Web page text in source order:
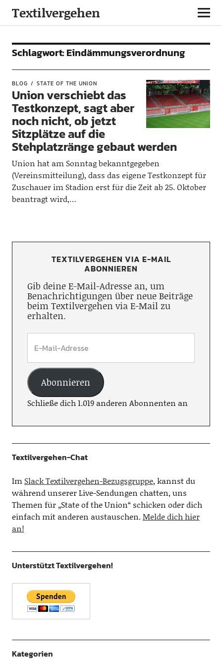
Textilvergehen
Schlagwort:Eindämmungsverordnung
BLOG STATE OF THE UNION
Union verschiebt das
Testkonzept, sagt aber
noch nicht, ob jetzt
Sitzplätze auf die
Stehplatzränge gebaut werden
Union hat am Sonntag bekanntgegeben
(Vereinsmitteilung), dass das eigene Testkonzept für
Zuschauer im Stadion erst für die Zeit ab 25. Oktober
beantragt wird,…
TEXTILVERGEHEN VIA E-MAIL
ABONNIEREN
Gib deine E-Mail-Adresse an, um
Benachrichtigungen über neue Beiträge
beim Textilvergehen via E-Mail zu
erhalten.
Abonnieren
Schließe dich 1.019 anderen Abonnenten an
Textilvergehen-Chat
Im Slack Textilvergehen-Bezugsgruppe, kannst du
während unserer Live-Sendungen chatten, uns
Themen für „State of the Union“ schicken oder dich
einfach mit anderen austauschen.Melde dich hier
an!
Unterstützt Textilvergehen!
Kategorien